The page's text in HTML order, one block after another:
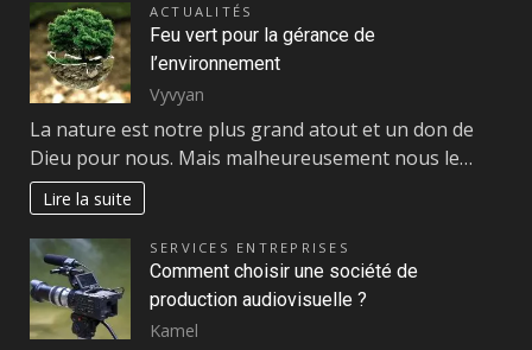
ACTUALITÉS
Feu vert pour la gérance de
l’environnement
Vyvyan
La nature est notre plus grand atout et un don de
Dieu pour nous. Mais malheureusement nous le…
Lire la suite
SERVICES ENTREPRISES
Comment choisir une société de
production audiovisuelle ?
Kamel